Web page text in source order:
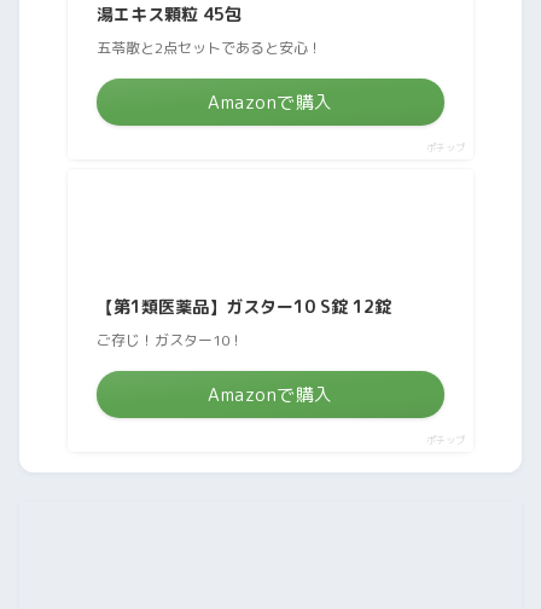
湯エキス顆粒 45包
五苓散と2点セットであると安心！
Amazonで購入
ポチップ
【第1類医薬品】ガスター10 S錠 12錠
ご存じ！ガスター10！
Amazonで購入
ポチップ